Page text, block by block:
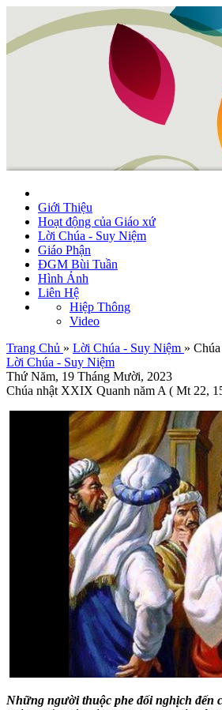
Giới Thiệu
Hoạt động của Giáo xứ
Lời Chúa - Suy Niệm
Giáo Phận
ĐGM Bùi Tuần
Hình Ảnh
Liên Hệ
Hiệp Thông
Video
Trang Chủ » Lời Chúa - Suy Niệm »
Lời Chúa - Suy Niệm
Thứ Năm, 19 Tháng Mười, 2023
Chúa nhật XXIX Quanh năm A ( Mt 22,
Những người thuộc phe đối nghịch đến